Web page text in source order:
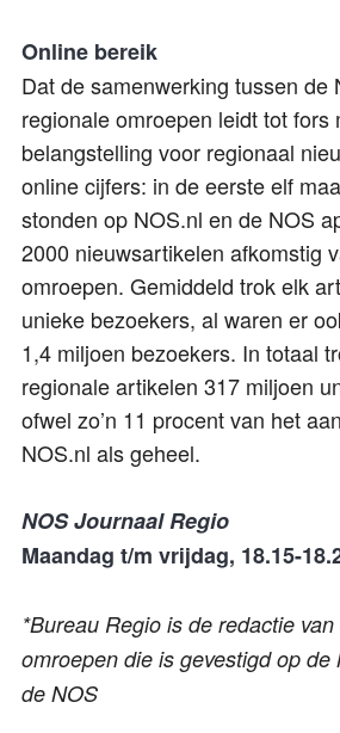
Online bereik
Dat de samenwerking tussen de
regionale omroepen leidt tot fors
belangstelling voor regionaal
online cijfers: in de eerste elf
stonden op NOS.nl en de NOS
2000 nieuwsartikelen afkomstig
omroepen. Gemiddeld trok elk
unieke bezoekers, al waren er
1,4 miljoen bezoekers. In totaal
regionale artikelen 317 miljoen
ofwel zo’n 11 procent van het
NOS.nl als geheel.
NOS Journaal Regio
Maandag t/m vrijdag, 18.15-
*Bureau Regio is de redactie
omroepen die is gevestigd op de
de NOS